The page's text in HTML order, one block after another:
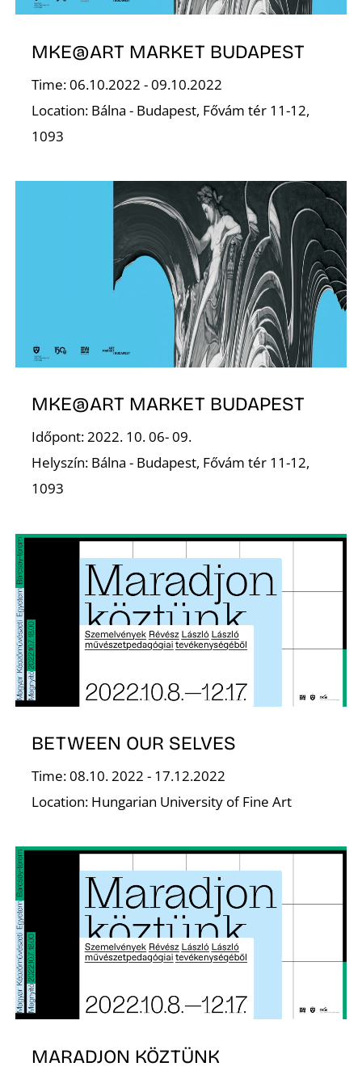
MKE@ART MARKET BUDAPEST
Time: 06.10.2022 - 09.10.2022
Location: Bálna - Budapest, Fővám tér 11-12,
1093
MKE@ART MARKET BUDAPEST
Időpont: 2022. 10. 06- 09.
Helyszín: Bálna - Budapest, Fővám tér 11-12,
1093
BETWEEN OUR SELVES
Time: 08.10. 2022 - 17.12.2022
Location: Hungarian University of Fine Art
MARADJON KÖZTÜNK